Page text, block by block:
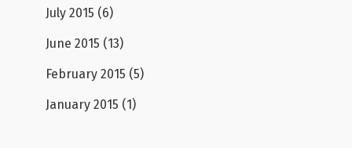
July 2015 (6)
June 2015 (13)
February 2015 (5)
January 2015 (1)